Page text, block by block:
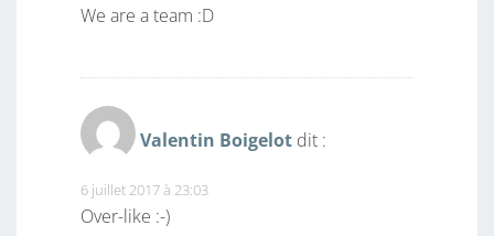
We are a team :D
Valentin Boigelot dit :
6 juillet 2017 à 23:03
Over-like :-)